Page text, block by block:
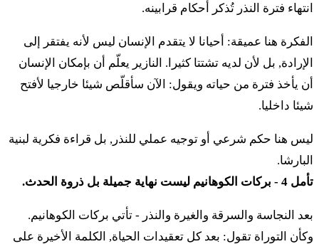
מוֹעֵד קַרְשֵׁי הַמִּשְׁכָּן וּבְרִיחָיו וְעַמּוּדָיו וַאֲדָנָיו׃
٣١ فْزوت مِشْمِرِت مَسّاام لْخول عَبوداتام بْأوهِل موعيد
قَرْشيه هَمِّشْكان أوبْريحاف فْعَمّوداف فَأَدانَف
לב
וּמֵיתְרֵיהֶם לְכָל כְּלֵיהֶם וּלְכֹל עֲבֹדָתָם וּבְשֵׁמֹת
תִּפְקְדוּ אֶת כְּלֵי מִשְׁמֶרֶת מַשָּׂאָם׃
انتهاء فترة النذر تُذكر أحكام قرابينه.
الفكرة هنا عميقة: أحيانا لا يتقدم الإنسان ليس لأنه يفتقر إلى
الإرادة, بل لأن لديه تشتتا كثيرا. النازير يعلّم أن بإمكان الإنسان
أن يأخذ فترة من حياته ويقول: الآن سأقلّص شيئا خارجيا لأفتح
شيئا داخليا.
ليس هنا حكم شرعي أو توجيه عملي للنذر, بل قراءة فكرية لبنية
البارشا.
تأمل 4 - بركات الكوهانيم ليست نهاية جميلة بل ذروة الحدث.
بعد النجاسة والسرقة والغيرة والنذر - تأتي بركات الكوهانيم.
وكأن التوراة تقول: بعد كل تعقيدات الحياة, الكلمة الأخيرة على